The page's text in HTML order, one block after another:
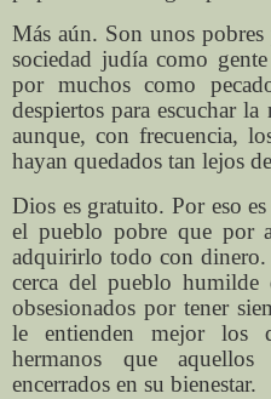
Más aún. Son unos pobres
sociedad judía como
por muchos como
despiertos para escuchar
aunque, con frecuencia,
hayan quedados tan lejos
Dios es gratuito. Por eso
el pueblo pobre que por
adquirirlo todo con dinero.
cerca del pueblo
obsesionados por tener
le entienden mejor los
hermanos que
encerrados en su bienestar.